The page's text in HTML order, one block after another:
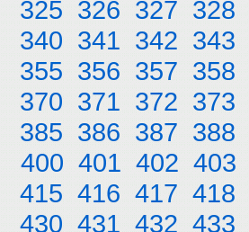
325 326 327 328
340 341 342 343
355 356 357 358
370 371 372 373
385 386 387 388
400 401 402 403
415 416 417 418
430 431 432 433